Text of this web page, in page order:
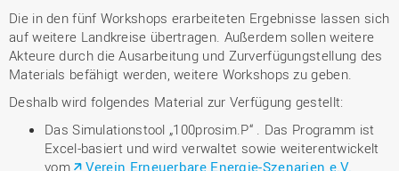
Die in den fünf Workshops erarbeiteten Ergebnisse lassen sich
auf weitere Landkreise übertragen. Außerdem sollen weitere
Akteure durch die Ausarbeitung und Zurverfügungstellung des
Materials befähigt werden, weitere Workshops zu geben.
Deshalb wird folgendes Material zur Verfügung gestellt:
Das Simulationstool „100prosim.P“ . Das Programm ist
Excel-basiert und wird verwaltet sowie weiterentwickelt
vom
Verein Erneuerbare Energie-Szenarien e.V.